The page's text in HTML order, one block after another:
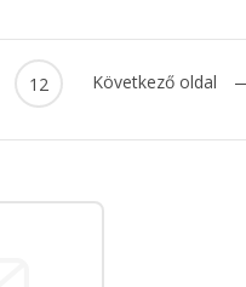
rendelésem?
12 Következő oldal